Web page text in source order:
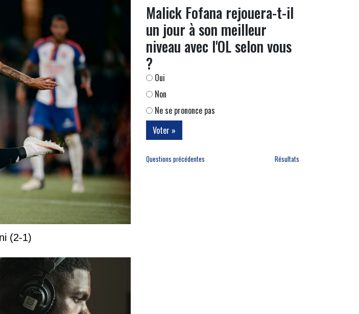
(2-1)
Malick Fofana rejouera-t-il
un jour à son meilleur
niveau avec l'OL selon vous
?
Oui
Non
Ne se prononce pas
Questions précédentes Résultats